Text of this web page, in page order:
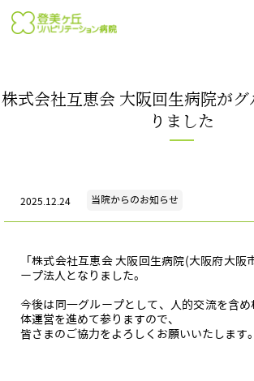
株式会社互恵会 大阪回生病院が
りました
2025.12.24 当院からのお知らせ
「株式会社互恵会 大阪回生病院(大阪府大阪
ープ法人となりました。
今後は同一グループとして、人的交流を含
体運営を進めて参りますので、
皆さまのご協力をよろしくお願いいたします。